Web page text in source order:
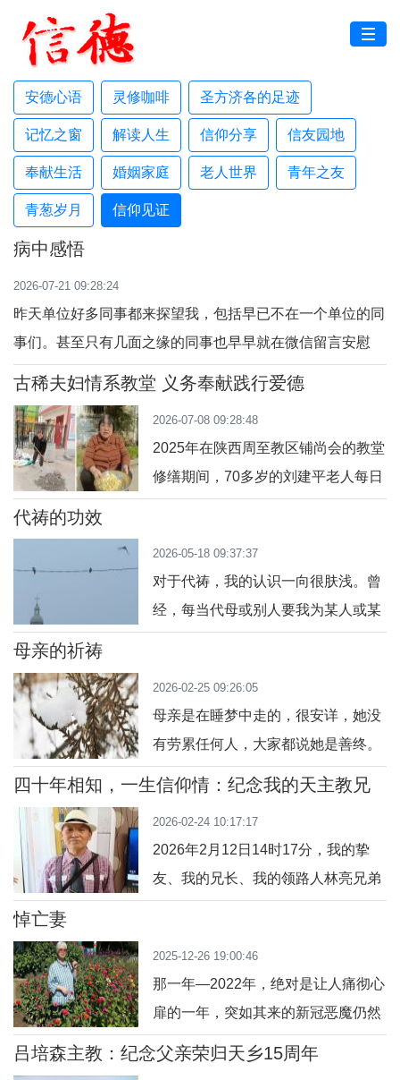
安德心语 灵修咖啡 圣方济各的足迹
记忆之窗 解读人生 信仰分享 信友园地
奉献生活 婚姻家庭 老人世界 青年之友
青葱岁月 信仰见证
病中感悟
2026-07-21 09:28:24
昨天单位好多同事都来探望我，包括早已不在一个单位的同
事们。甚至只有几面之缘的同事也早早就在微信留言安慰
我。这让我再次感受到同事间爱的温暖，和教会大家庭的相
纷安慰我、开导我。大家的爱真是让我受宠若惊，感觉不
配。其实对我来说多活几年和少活几年都差不多，
古稀夫妇情系教堂 义务奉献践行爱德
2026-07-08 09:28:48
2025年在陕西周至教区铺尚会的教堂
修缮期间，70多岁的刘建平老人每日
碌，为神父准备可口的餐食。重阳节
前后，刘建平陪同神父和几位会长看
望本村老人和病人。刘建平夫妇时间
任。从图纸规划到施工
代祷的功效
2026-05-18 09:37:37
对于代祷，我的认识一向很肤浅。曾
经，每当代母或别人要我为某人或某
所做的代祷，无论时间上还是态度上
都不够，缺乏那种虔诚迫切的心情，
而且过后也是不了了之了，没再去专
门过问结果咋样。加深我对代祷认知
母亲的祈祷
2026-02-25 09:26:05
母亲是在睡梦中走的，很安详，她没
有劳累任何人，大家都说她是善终。
很多人都好奇，母亲是怎么善终的。
情，她病卧床榻十三年，也没有能力
去做什么大事。母亲就是做了一件最
简单，最微小的事情，那就是为别人
四十年相知，一生信仰情：纪念我的天主教兄
弟龚林亮
2026-02-24 10:17:17
2026年2月12日14时17分，我的挚
友、我的兄长、我的领路人林亮兄弟
过，心绪难平。回望四十年的岁月，
从孝闻街的相见，到江北天主教堂的
相陪，再到兴安公园的相送，他的身
影、他的信仰、他独有的模样，早已
悼亡妻
2025-12-26 19:00:46
那一年—2022年，绝对是让人痛彻心
扉的一年，突如其来的新冠恶魔仍然
肆孽横行，疯狂撕咬着每一个中国
吕培森主教：纪念父亲荣归天乡15周年